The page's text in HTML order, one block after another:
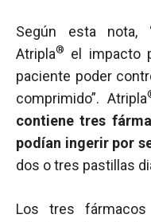
Según esta nota,
Atripla®
el impacto
paciente poder
comprimido”. Atripla
contiene tres
podían ingerir por
dos o tres pastillas
Los tres